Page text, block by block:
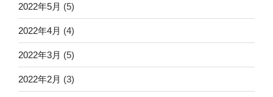
2022年5月 (5)
2022年4月 (4)
2022年3月 (5)
2022年2月 (3)